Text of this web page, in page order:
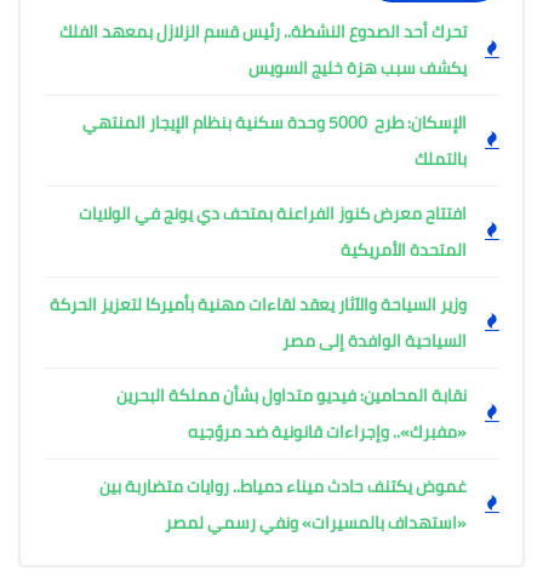
تحرك أحد الصدوع النشطة.. رئيس قسم الزلازل بمعهد الفلك
يكشف سبب هزة خليج السويس
الإسكان: طرح 5000 وحدة سكنية بنظام الإيجار المنتهي
بالتملك
افتتاح معرض كنوز الفراعنة بمتحف دي يونج في الولايات
المتحدة الأمريكية
وزير السياحة والآثار يعقد لقاءات مهنية بأميركا لتعزيز الحركة
السياحية الوافدة إلى مصر
نقابة المحامين: فيديو متداول بشأن مملكة البحرين
«مفبرك».. وإجراءات قانونية ضد مروّجيه
غموض يكتنف حادث ميناء دمياط.. روايات متضاربة بين
«استهداف بالمسيرات» ونفي رسمي لمصر